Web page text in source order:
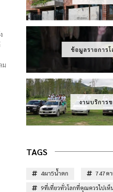
ม
ข้อมูลรายการ
งานบริการข
TAGS
4ผา5น้ำตก
747ค
9ที่เที่ยวทั่วโลกที่คุณควรไปเ